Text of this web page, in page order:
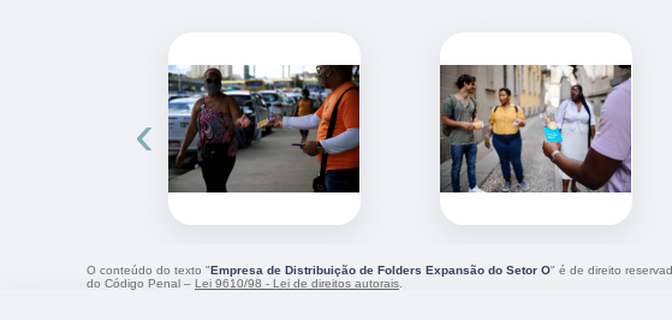
‹
O conteúdo do texto "Empresa de Distribuição de Folders Expansão do Setor O" é de direito
do Código Penal – Lei 9610/98 - Lei de direitos autorais